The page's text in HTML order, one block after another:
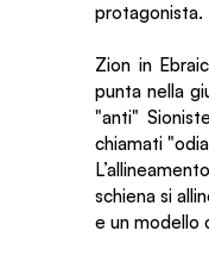
protagonista.
Zion in
punta nella
"anti"
chiamati
schiena si
e un modello